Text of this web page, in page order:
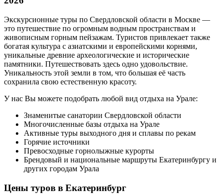
Экскурсионные туры по Свердловской области в Москве —
это путешествие по огромным водным пространствам и
живописным горным пейзажам. Туристов привлекает также
богатая культура с азиатскими и европейскими корнями,
уникальные древние археологические и исторические
памятники. Путешествовать здесь одно удовольствие.
Уникальность этой земли в том, что большая её часть
сохранила свою естественную красоту.
У нас Вы можете подобрать любой вид отдыха на Урале:
Знаменитые санатории Свердловской области
Многочисленные базы отдыха на Урале
Активные туры выходного дня и сплавы по рекам
Горячие источники
Превосходные горнолыжные курорты
Брендовый и национальные маршруты Екатеринбургу и
других городам Урала
Цены туров в Екатеринбург